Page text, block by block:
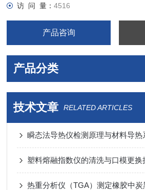
访 问 量：4516
产品咨询
产品分类
技术文章 RELATED ARTICLES
瞬态法导热仪检测原理与材料导
塑料熔融指数仪的清洗与口模更换
热重分析仪（TGA）测定橡胶中